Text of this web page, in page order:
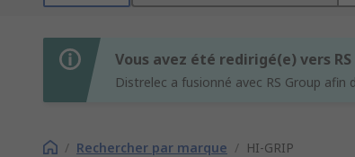
Vous avez été redirigé(e) vers
Distrelec a fusionné avec RS Group
/ Rechercher par marque / HI-GRIP